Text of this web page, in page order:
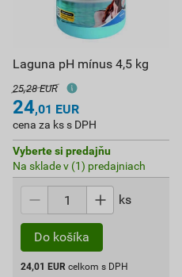
Laguna pH mínus 4,5 kg
25,28 EUR
24,01 EUR
cena za ks s DPH
Vyberte si predajňu
Na sklade v (1) predajniach
ks
Do košíka
24,01 EUR celkom s DPH